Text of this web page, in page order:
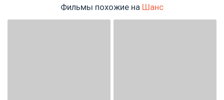
Фильмы похожие на Шанс